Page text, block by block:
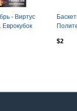
- Виртус
$2